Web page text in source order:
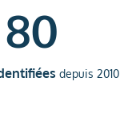
depuis 2010
80